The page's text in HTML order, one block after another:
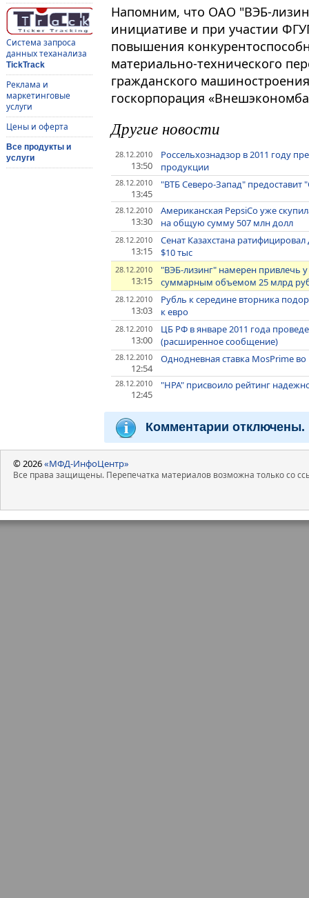
Система запроса
данных теханализа
TickTrack
Реклама и
маркетинговые
услуги
Цены и оферта
Все продукты и
услуги
Напомним, что ОАО "ВЭБ-
инициативе и при участии
повышения
материально-технического
гражданского
госкорпорация
Другие новости
28.12.2010
13:50
Россельхознадзор в 2011 году
продукции
28.12.2010
13:45
"ВТБ Северо-Запад" предоставит
28.12.2010
13:30
Американская PepsiCo уже
на общую сумму 507 млн долл
28.12.2010
13:15
Сенат Казахстана
$10 тыс
28.12.2010
13:15
"ВЭБ-лизинг" намерен привлечь
суммарным объемом 25 млрд
28.12.2010
13:03
Рубль к середине вторника
к евро
28.12.2010
13:00
ЦБ РФ в январе 2011 года
(расширенное сообщение)
28.12.2010
12:54
Однодневная ставка MosPrime
28.12.2010
12:45
"НРА" присвоило рейтинг
Комментарии отключены.
© 2026«МФД-ИнфоЦентр»
Все права защищены. Перепечатка материалов возможна только со